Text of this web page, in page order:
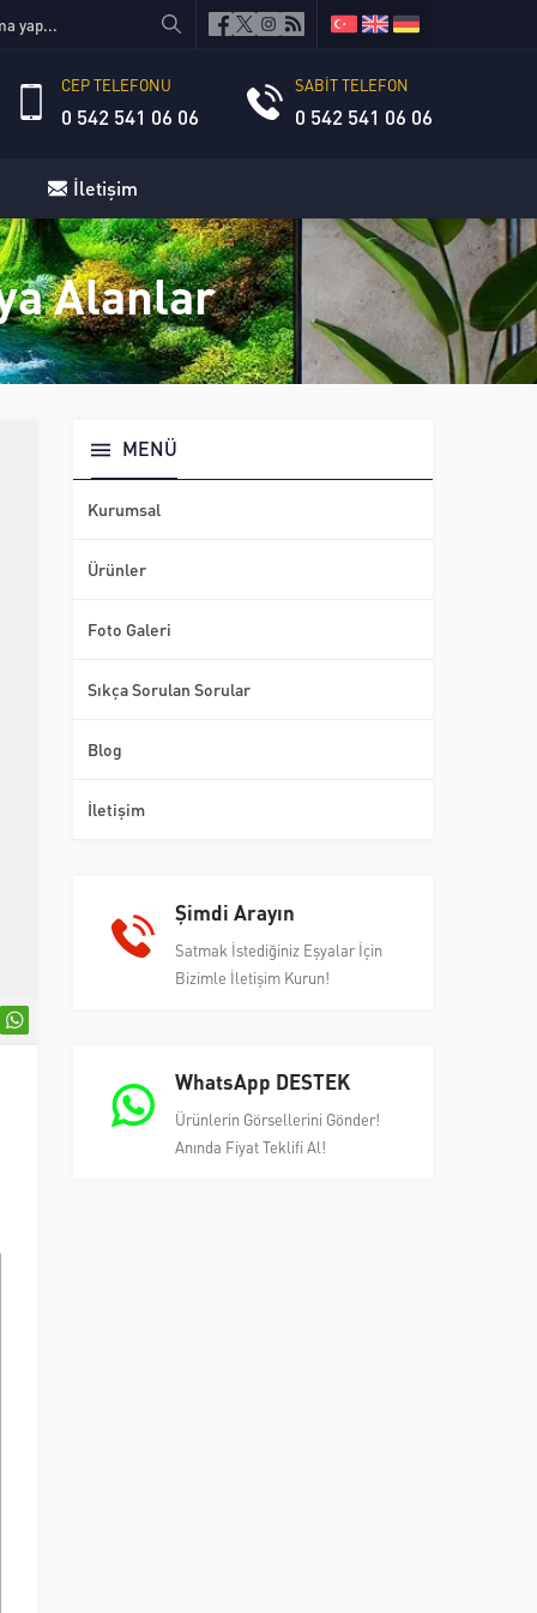
CEP TELEFONU
0 542 541 06 06
SABİT TELEFON
0 542 541 06 06
İletişim
Alanlar
MENÜ
Kurumsal
Ürünler
Foto Galeri
Sıkça Sorulan Sorular
Blog
İletişim
Şimdi Arayın
Satmak İstediğiniz Eşyalar İçin
Bizimle İletişim Kurun!
WhatsApp DESTEK
Ürünlerin Görsellerini Gönder!
Anında Fiyat Teklifi Al!